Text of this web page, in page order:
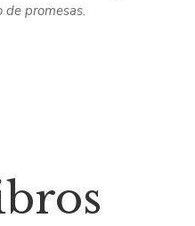
de promesas.